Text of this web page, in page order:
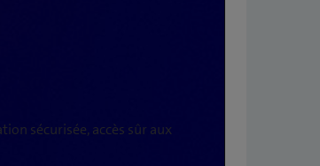
sécurisée, accès sûr aux